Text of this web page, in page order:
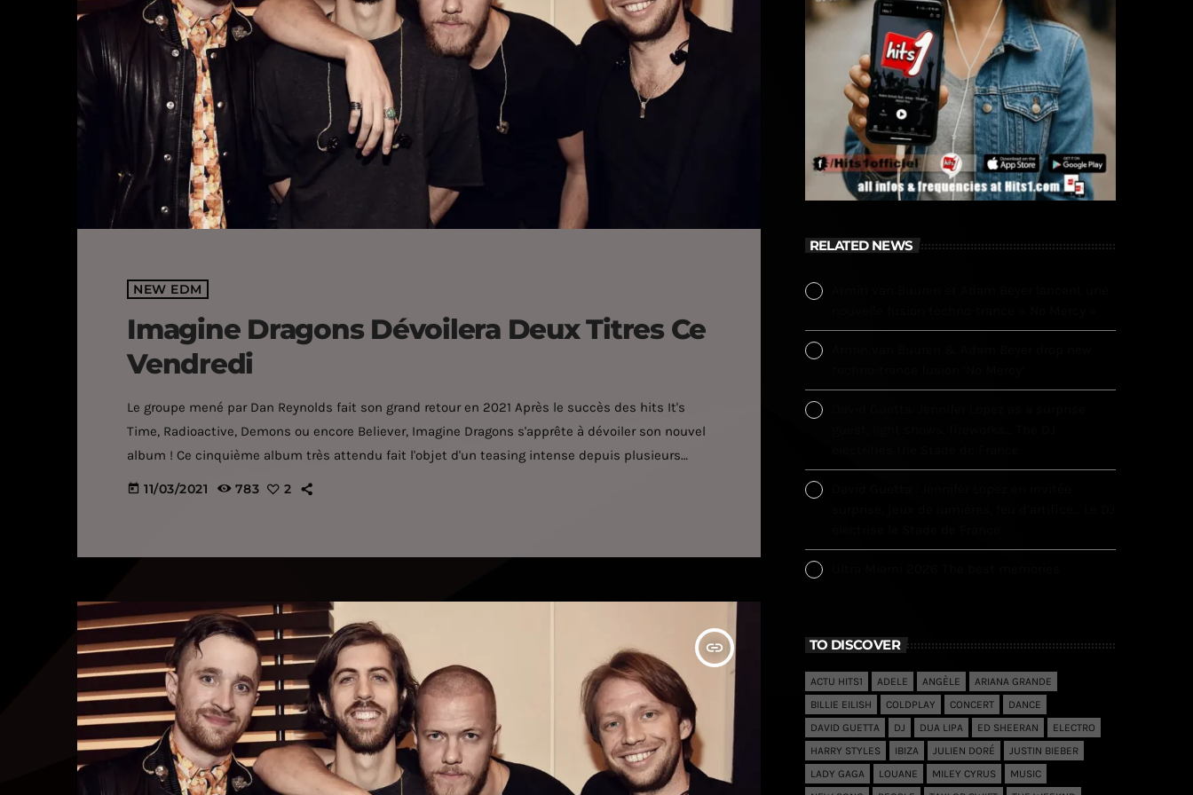
NEW EDM
Imagine Dragons Dévoilera Deux Titres Ce
Vendredi
Le groupe mené par Dan Reynolds fait son grand retour en 2021 Après le succès des hits It's
Time, Radioactive, Demons ou encore Believer, Imagine Dragons s'apprête à dévoiler son nouvel
album ! Ce cinquième album très attendu fait l'objet d'un teasing intense depuis plusieurs
mois déjà, un teasing qui continue puisque le groupe a partagé 4 vidéos énigmatiques sur ses
today 11/03/2021 783 2
insert_link
RELATED NEWS
TO DISCOVER
ACTU HITS1 ADELE ANGÈLE
ARIANA GRANDE
BILLIE EILISH
COLDPLAY CONCERT
DANCE
DAVID GUETTA
DJ DUA LIPA ED SHEERAN
ELECTRO
HARRY STYLES
IBIZA JULIEN DORÉ
JUSTIN BIEBER
LADY GAGA
LOUANE MILEY CYRUS
MUSIC